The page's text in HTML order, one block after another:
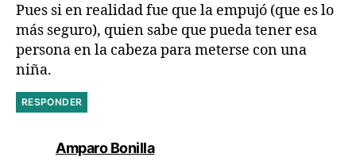
Pues si en realidad fue que la empujó (que es lo
más seguro), quien sabe que pueda tener esa
persona en la cabeza para meterse con una
niña.
RESPONDER
Amparo Bonilladice: